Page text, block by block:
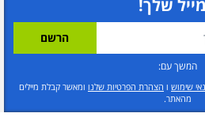
שלך!
המשך עם:
שימוש ו הצהרת הפרטיות שלנו ומאשר קבלת מיילים
מהאתר.